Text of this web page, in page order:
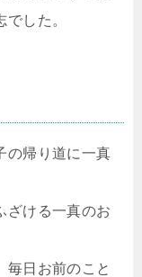
した。
の帰り道に一真
ざける一真のお
毎日お前のこと